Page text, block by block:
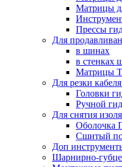
Матрицы
Прессы
Для
в шинах
в стенках
Матрицы
Для резки
Головки
Ручной
Для снятия
Оболочка
Сшитый
Доп
Шарнирно-